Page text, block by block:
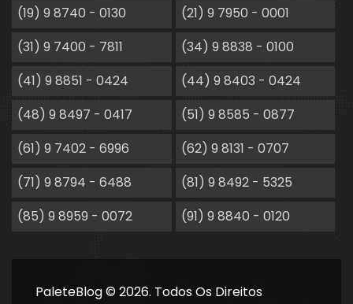
(19) 9 8740 - 0130
(21) 9 7950 - 0001
(31) 9 7400 - 7811
(34) 9 8838 - 0100
(41) 9 8851 - 0424
(44) 9 8403 - 0424
(48) 9 8497 - 0417
(51) 9 8585 - 0877
(61) 9 7402 - 6996
(62) 9 8131 - 0707
(71) 9 8794 - 6488
(81) 9 8492 - 5325
(85) 9 8959 - 0072
(91) 9 8840 - 0120
PaleteBlog © 2026. Todos Os Direitos